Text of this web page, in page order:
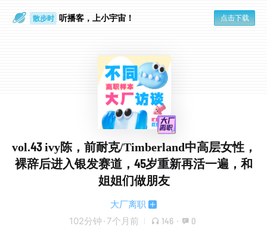
散步时 听播客，上小宇宙！ 点击下载
vol.43 ivy陈，前耐克/Timberland中高层女性，
裸辞后进入银发赛道，45岁重新再活一遍，和
姐姐们做朋友
大厂离职
102分钟 · 7个月前 146 · 0